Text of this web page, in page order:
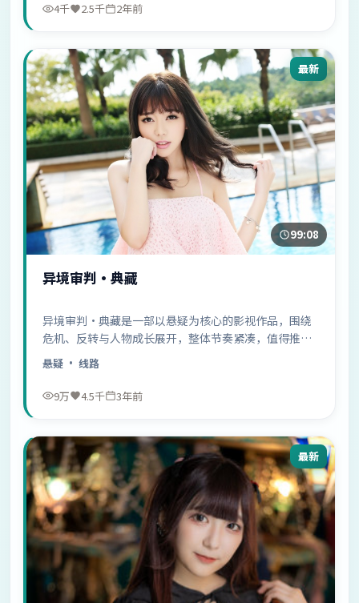
4千 2.5千 2年前
最新
99:08
异境审判·典藏
异境审判·典藏是一部以悬疑为核心的影视作品，围绕
危机、反转与人物成长展开，整体节奏紧凑，值得推荐
观看。
悬疑 · 线路
9万 4.5千 3年前
最新